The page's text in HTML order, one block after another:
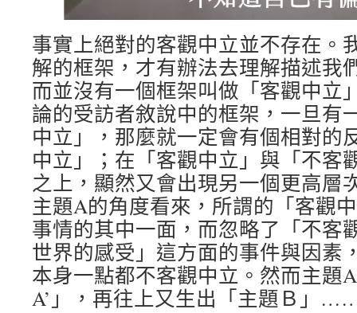
事實上絕對的客觀中立並不存在。
解的框架，才有辦法去理解描述我
而並沒有一個框架叫做「客觀中立
論的受訪者敘說中的框架，一旦有
中立」，那麼就一定會有個相對的
中立」；在「客觀中立」與「不客
之上，顯然又會出現另一個更高層
主題A的角度看來，所謂的「客觀
事情的其中一面，而忽略了「不客
世界的感受」這方面的事件與因素
本身一點都不客觀中立。然而主題
A’」，再往上又生出「主題Ｂ」